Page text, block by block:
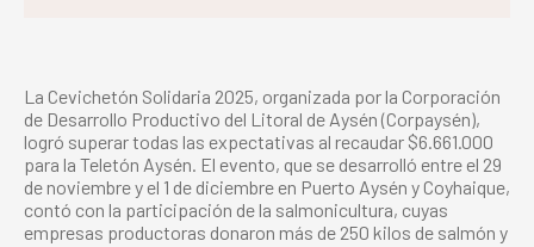
La Cevichetón Solidaria 2025, organizada por la Corporación
de Desarrollo Productivo del Litoral de Aysén (Corpaysén),
logró superar todas las expectativas al recaudar $6.661.000
para la Teletón Aysén. El evento, que se desarrolló entre el 29
de noviembre y el 1 de diciembre en Puerto Aysén y Coyhaique,
contó con la participación de la salmonicultura, cuyas
empresas productoras donaron más de 250 kilos de salmón y